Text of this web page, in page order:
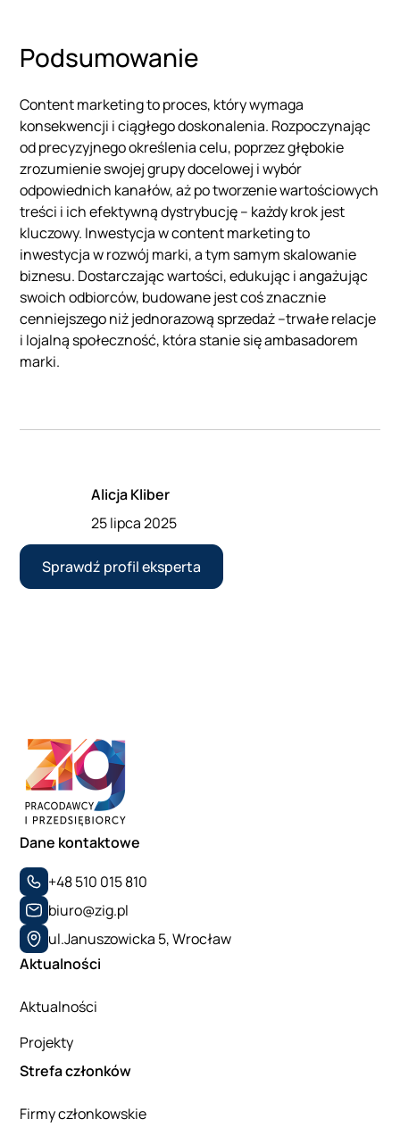
Podsumowanie
Content marketing to proces, który wymaga
konsekwencji i ciągłego doskonalenia. Rozpoczynając
od precyzyjnego określenia celu, poprzez głębokie
zrozumienie swojej grupy docelowej i wybór
odpowiednich kanałów, aż po tworzenie wartościowych
treści i ich efektywną dystrybucję – każdy krok jest
kluczowy. Inwestycja w content marketing to
inwestycja w rozwój marki, a tym samym skalowanie
biznesu. Dostarczając wartości, edukując i angażując
swoich odbiorców, budowane jest coś znacznie
cenniejszego niż jednorazową sprzedaż –trwałe relacje
i lojalną społeczność, która stanie się ambasadorem
marki.
Alicja Kliber
25 lipca 2025
Sprawdź profil eksperta
Dane kontaktowe
+48 510 015 810
biuro@zig.pl
ul.Januszowicka 5, Wrocław
Aktualności
Aktualności
Projekty
Strefa członków
Firmy członkowskie